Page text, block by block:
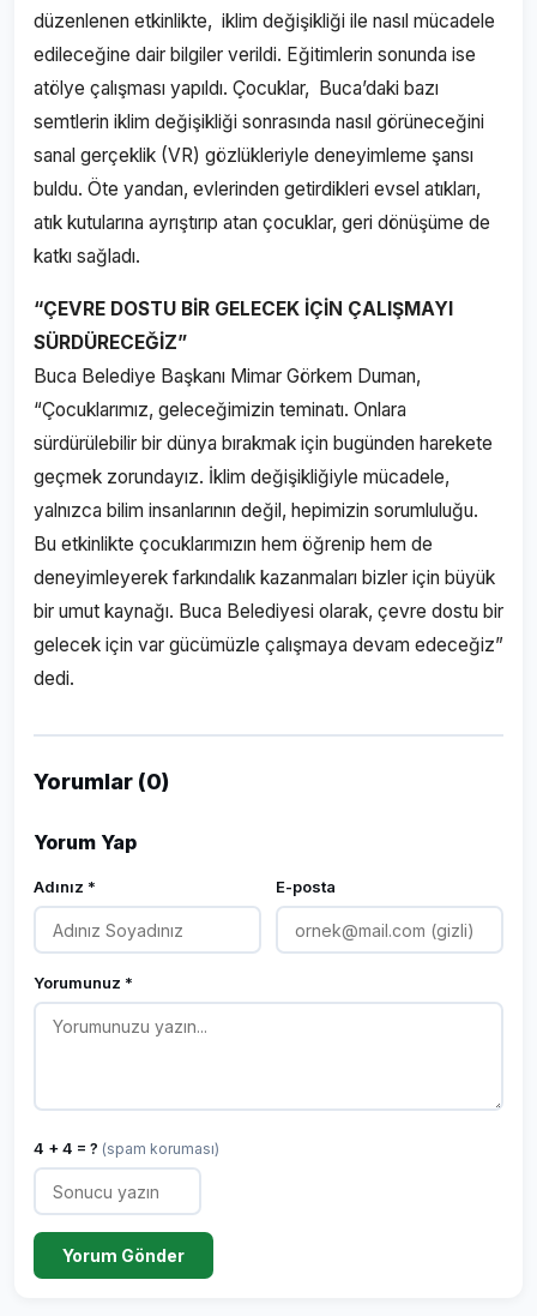
düzenlenen etkinlikte, iklim değişikliği ile nasıl mücadele
edileceğine dair bilgiler verildi. Eğitimlerin sonunda ise
atölye çalışması yapıldı. Çocuklar, Buca’daki bazı
semtlerin iklim değişikliği sonrasında nasıl görüneceğini
sanal gerçeklik (VR) gözlükleriyle deneyimleme şansı
buldu. Öte yandan, evlerinden getirdikleri evsel atıkları,
atık kutularına ayrıştırıp atan çocuklar, geri dönüşüme de
katkı sağladı.
“ÇEVRE DOSTU BİR GELECEK İÇİN ÇALIŞMAYI
SÜRDÜRECEĞİZ”
Buca Belediye Başkanı Mimar Görkem Duman,
“Çocuklarımız, geleceğimizin teminatı. Onlara
sürdürülebilir bir dünya bırakmak için bugünden harekete
geçmek zorundayız. İklim değişikliğiyle mücadele,
yalnızca bilim insanlarının değil, hepimizin sorumluluğu.
Bu etkinlikte çocuklarımızın hem öğrenip hem de
deneyimleyerek farkındalık kazanmaları bizler için büyük
bir umut kaynağı. Buca Belediyesi olarak, çevre dostu bir
gelecek için var gücümüzle çalışmaya devam edeceğiz”
dedi.
Yorumlar (0)
Yorum Yap
Adınız * E-posta
Yorumunuz *
4 + 4 = ? (spam koruması)
Yorum Gönder